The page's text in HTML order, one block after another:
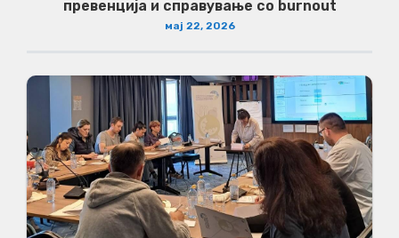
превенција и справување со burnout
мај 22, 2026